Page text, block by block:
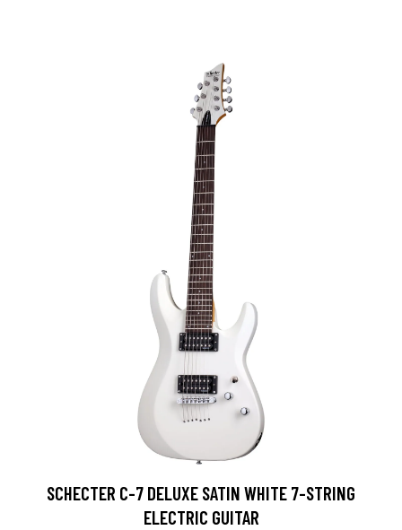
SCHECTER C-7 DELUXE SATIN WHITE 7-STRING
ELECTRIC GUITAR